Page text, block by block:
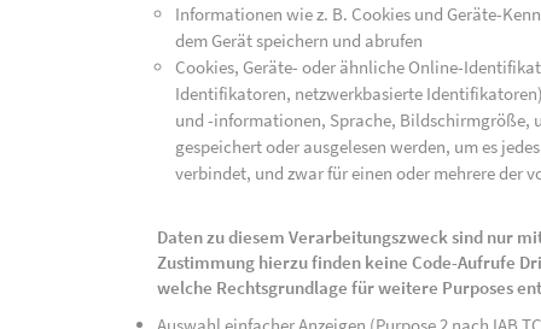
Informationen wie z. B. Cookies und Geräte-
dem Gerät speichern und abrufen
Cookies, Geräte- oder ähnliche Online-
Identifikatoren, netzwerkbasierte
und -informationen, Sprache, Bildschirmgröße,
gespeichert oder ausgelesen werden, um es
verbindet, und zwar für einen oder mehrere der
Daten zu diesem Verarbeitungszweck sind nur
Zustimmung hierzu finden keine Code-Aufrufe
welche Rechtsgrundlage für weitere Purposes